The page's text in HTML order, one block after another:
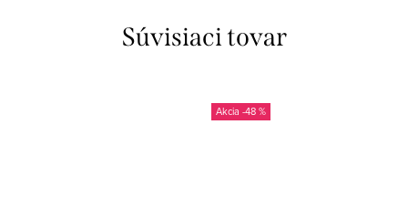
Súvisiaci tovar
-48 %